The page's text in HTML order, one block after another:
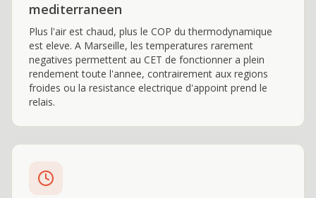
mediterraneen
Plus l'air est chaud, plus le COP du thermodynamique
est eleve. A Marseille, les temperatures rarement
negatives permettent au CET de fonctionner a plein
rendement toute l'annee, contrairement aux regions
froides ou la resistance electrique d'appoint prend le
relais.